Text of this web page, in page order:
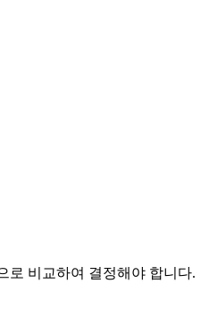
로 비교하여 결정해야 합니다.